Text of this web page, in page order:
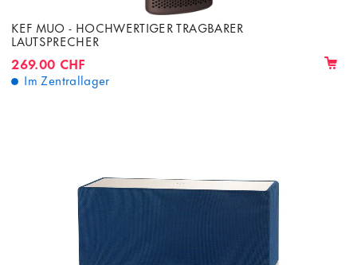
KEF MUO - HOCHWERTIGER TRAGBARER
LAUTSPRECHER
269.00 CHF
Im Zentrallager